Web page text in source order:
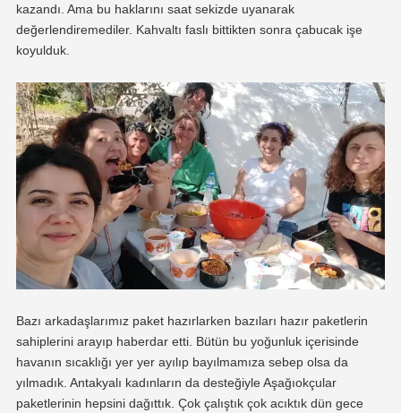
kazandı. Ama bu haklarını saat sekizde uyanarak
değerlendiremediler. Kahvaltı faslı bittikten sonra çabucak işe
koyulduk.
Bazı arkadaşlarımız paket hazırlarken bazıları hazır paketlerin
sahiplerini arayıp haberdar etti. Bütün bu yoğunluk içerisinde
havanın sıcaklığı yer yer ayılıp bayılmamıza sebep olsa da
yılmadık. Antakyalı kadınların da desteğiyle Aşağıokçular
paketlerinin hepsini dağıttık. Çok çalıştık çok acıktık dün gece